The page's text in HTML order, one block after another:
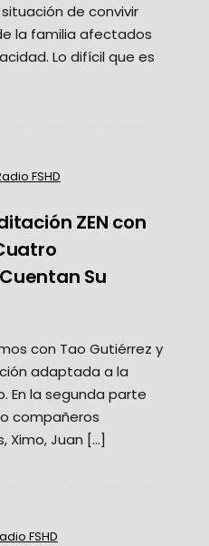
de convivir
la familia afectados
Lo difícil que es
FSHD
ZEN con
Su
con Tao Gutiérrez y
adaptada a la
En la segunda parte
compañeros
Ximo, Juan […]
FSHD